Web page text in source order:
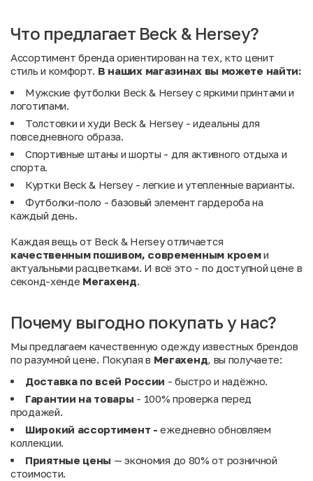
Что предлагает Beck & Hersey?
Ассортимент бренда ориентирован на тех, кто ценит
стиль и комфорт. В наших магазинах вы можете найти:
Мужские футболки Beck & Hersey с яркими принтами и
логотипами.
Толстовки и худи Beck & Hersey - идеальны для
повседневного образа.
Спортивные штаны и шорты - для активного отдыха и
спорта.
Куртки Beck & Hersey - легкие и утепленные варианты.
Футболки-поло - базовый элемент гардероба на
каждый день.
Каждая вещь от Beck & Hersey отличается
качественным пошивом, современным кроеми
актуальными расцветками. И всё это - по доступной цене в
секонд-хенде Мегахенд.
Почему выгодно покупать у нас?
Мы предлагаем качественную одежду известных брендов
по разумной цене. Покупая в Мегахенд, вы получаете:
Доставка по всей России - быстро и надёжно.
Гарантии на товары - 100% проверка перед
продажей.
Широкий ассортимент - ежедневно обновляем
коллекции.
Приятные цены — экономия до 80% от розничной
стоимости.